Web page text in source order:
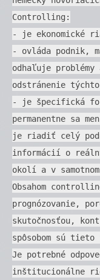
Controlling:
- je ekonomické
- ovláda podnik,
odhaľuje
odstránenie týchto
- je špecifická
permanentne sa
je riadiť celý
informácií o
okolí a v
Obsahom
prognózovanie,
skutočnosťou,
spôsobom sú
Je potrebné
inštitucionálne